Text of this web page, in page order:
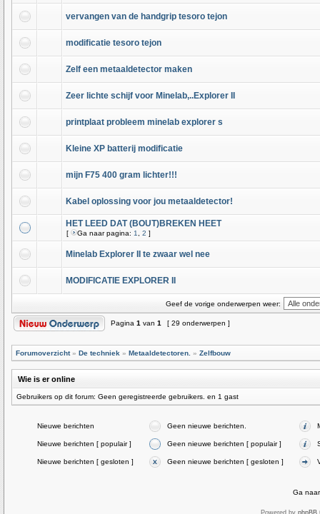
vervangen van de handgrip tesoro tejon
modificatie tesoro tejon
Zelf een metaaldetector maken
Zeer lichte schijf voor Minelab,..Explorer II
printplaat probleem minelab explorer s
Kleine XP batterij modificatie
mijn F75 400 gram lichter!!!
Kabel oplossing voor jou metaaldetector!
HET LEED DAT (BOUT)BREKEN HEET
[ Ga naar pagina: 1 2 ]
Minelab Explorer II te zwaar wel nee
MODIFICATIE EXPLORER II
Geef de vorige onderwerpen weer:
Pagina 1 van 1 [ 29 onderwerpen ]
Forumoverzicht» De techniek » Metaaldetectoren. » Zelfbouw
Wie is er online
Gebruikers op dit forum: Geen geregistreerde gebruikers. en 1 gast
Nieuwe berichten Geen nieuwe berichten.
Nieuwe berichten [ populair ] Geen nieuwe berichten [ populair ]
Nieuwe berichten [ gesloten ] Geen nieuwe berichten [ gesloten ]
Ga
Powered by phpBB